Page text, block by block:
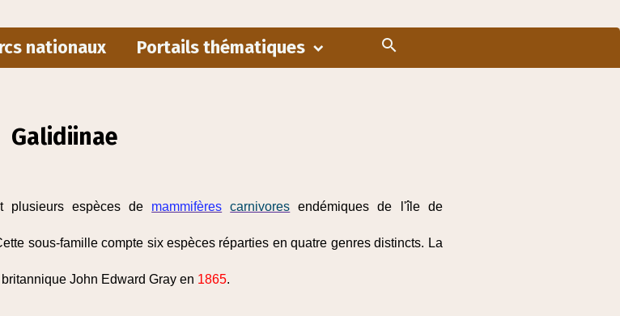
nationaux Portails thématiques
Galidiinae
plusieurs espèces de mammifères carnivores endémiques de l'île de
sous-famille compte six espèces réparties en quatre genres distincts. La
britannique John Edward Gray en 1865.